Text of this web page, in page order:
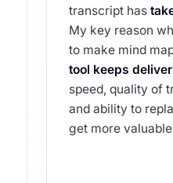
transcript has
My key reason
to make mind
tool keeps
speed, quality of
and ability to
get more